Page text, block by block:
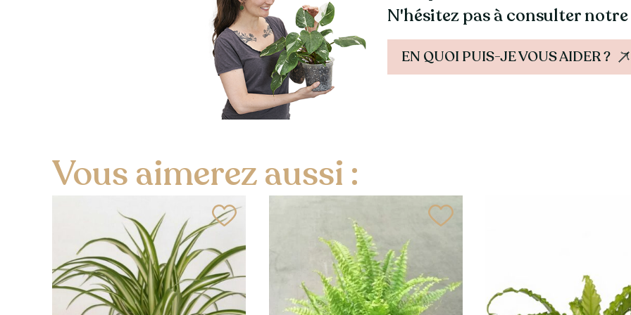
N'hésitez pas à consulter notre
EN QUOI PUIS-JE VOUS AIDER ?
Vous aimerez aussi :